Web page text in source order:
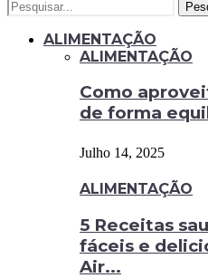
ALIMENTAÇÃO
ALIMENTAÇÃO
Como
de forma
Julho 14, 2025
ALIMENTAÇÃO
5 Receitas
fáceis e
Air...